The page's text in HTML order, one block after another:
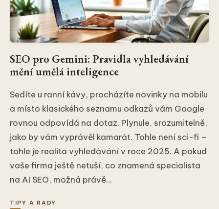
SEO pro Gemini: Pravidla vyhledávání
mění umělá inteligence
Sedíte u ranní kávy, procházíte novinky na mobilu
a místo klasického seznamu odkazů vám Google
rovnou odpovídá na dotaz. Plynule, srozumitelně,
jako by vám vyprávěl kamarát. Tohle není sci-fi –
tohle je realita vyhledávání v roce 2025. A pokud
vaše firma ještě netuší, co znamená specialista
na AI SEO, možná právě...
TIPY A RADY